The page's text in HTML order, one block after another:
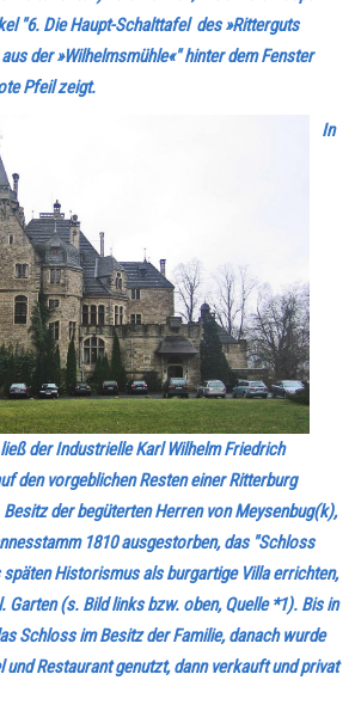
"6. Die Haupt-Schalttafel des »Ritterguts
der »Wilhelmsmühle«" hinter dem Fenster
Pfeil zeigt.
In
der Industrielle Karl Wilhelm Friedrich
den vorgeblichen Resten einer Ritterburg
der begüterten Herren von Meysenbug(k),
1810 ausgestorben, das "Schloss
Historismus als burgartige Villa errichten,
Garten (s. Bild links bzw. oben, Quelle *1). Bis in
Schloss im Besitz der Familie, danach wurde
und Restaurant genutzt, dann verkauft und privat